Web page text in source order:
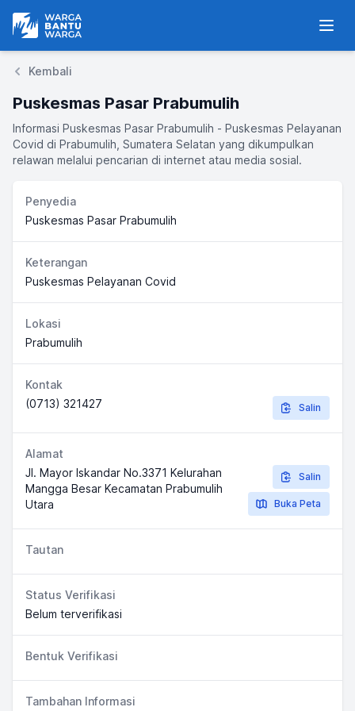
Warga Bantu Warga
Kembali
Puskesmas Pasar Prabumulih
Informasi Puskesmas Pasar Prabumulih - Puskesmas Pelayanan
Covid di Prabumulih, Sumatera Selatan yang dikumpulkan
relawan melalui pencarian di internet atau media sosial.
Penyedia
Puskesmas Pasar Prabumulih
Keterangan
Puskesmas Pelayanan Covid
Lokasi
Prabumulih
Kontak
(0713) 321427
Salin
Alamat
Jl. Mayor Iskandar No.3371 Kelurahan
Mangga Besar Kecamatan Prabumulih
Utara
Salin
Buka Peta
Tautan
Status Verifikasi
Belum terverifikasi
Bentuk Verifikasi
Tambahan Informasi